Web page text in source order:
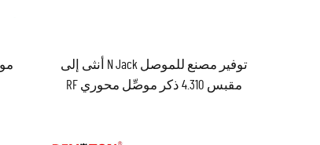
توفير مصنع للموصل N Jack أنثى إلى
مقبس 4.310 ذكر موصِّل محوري RF